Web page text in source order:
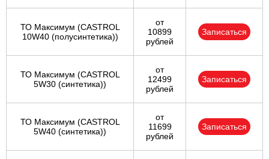
ТО Максимум (CASTROL
10W40 (полусинтетика))
от
10899
рублей
Записаться
ТО Максимум (CASTROL
5W30 (синтетика))
от
12499
рублей
Записаться
ТО Максимум (CASTROL
5W40 (синтетика))
от
11699
рублей
Записаться